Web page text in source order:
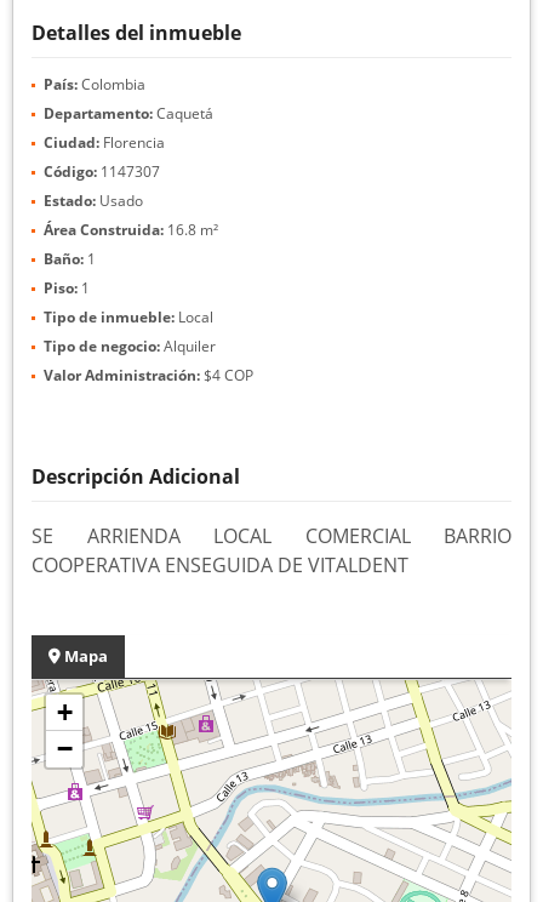
Detalles del inmueble
País:Colombia
Departamento:Caquetá
Ciudad: Florencia
Código: 1147307
Estado: Usado
Área Construida: 16.8 m²
Baño: 1
Piso: 1
Tipo de inmueble: Local
Tipo de negocio:Alquiler
Valor Administración:$4 COP
Descripción Adicional
SE ARRIENDA LOCAL COMERCIAL BARRIO
COOPERATIVA ENSEGUIDA DE VITALDENT
Mapa
+
−